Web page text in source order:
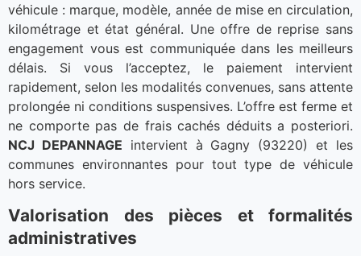
véhicule : marque, modèle, année de mise en circulation,
kilométrage et état général. Une offre de reprise sans
engagement vous est communiquée dans les meilleurs
délais. Si vous l’acceptez, le paiement intervient
rapidement, selon les modalités convenues, sans attente
prolongée ni conditions suspensives. L’offre est ferme et
ne comporte pas de frais cachés déduits a posteriori.
NCJ DEPANNAGE intervient à Gagny (93220) et les
communes environnantes pour tout type de véhicule
hors service.
Valorisation des pièces et formalités
administratives